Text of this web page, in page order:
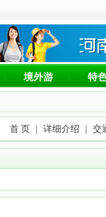
境外游 特
首 页 | 详细介绍 | 交